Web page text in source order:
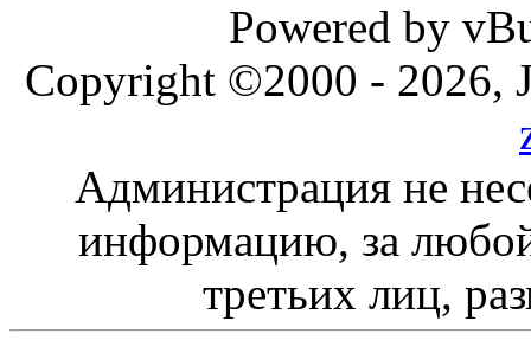
Powered by
Copyright ©2000 - 2026,
Администрация не
информацию, за любой
третьих лиц,